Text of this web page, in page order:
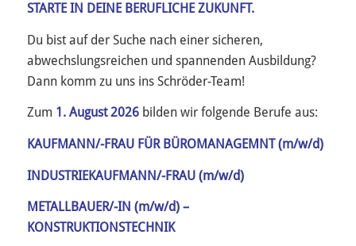
STARTE IN DEINE BERUFLICHE ZUKUNFT.
Du bist auf der Suche nach einer sicheren,
abwechslungsreichen und spannenden Ausbildung?
Dann komm zu uns ins Schröder-Team!
Zum 1. August 2026 bilden wir folgende Berufe aus:
KAUFMANN/-FRAU FÜR BÜROMANAGEMNT (m/w/d)
INDUSTRIEKAUFMANN/-FRAU (m/w/d)
METALLBAUER/-IN (m/w/d) –
KONSTRUKTIONSTECHNIK